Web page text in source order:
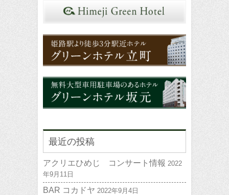
最近の投稿
アクリエひめじ コンサート情報 2022
年9月11日
BAR コカドヤ 2022年9月4日